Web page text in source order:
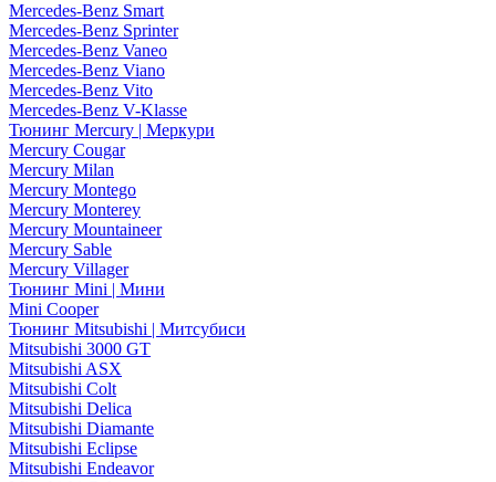
Mercedes-Benz Smart
Mercedes-Benz Sprinter
Mercedes-Benz Vaneo
Mercedes-Benz Viano
Mercedes-Benz Vito
Mercedes-Benz V-Klasse
Тюнинг Mercury | Меркури
Mercury Cougar
Mercury Milan
Mercury Montego
Mercury Monterey
Mercury Mountaineer
Mercury Sable
Mercury Villager
Тюнинг Mini | Мини
Mini Cooper
Тюнинг Mitsubishi | Митсубиси
Mitsubishi 3000 GT
Mitsubishi ASX
Mitsubishi Colt
Mitsubishi Delica
Mitsubishi Diamante
Mitsubishi Eclipse
Mitsubishi Endeavor